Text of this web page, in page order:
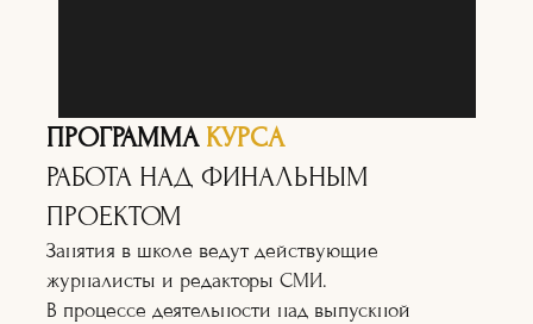
ПРОГРАММА КУРСА
РАБОТА НАД ФИНАЛЬНЫМ
ПРОЕКТОМ
Занятия в школе ведут действующие
журналисты и редакторы СМИ.
В процессе деятельности над выпускной